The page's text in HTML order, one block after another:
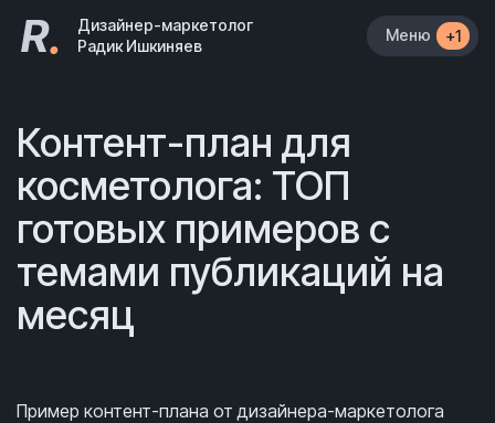
R.
Дизайнер-маркетолог
Радик Ишкиняев
Меню +1
Контент-план для
косметолога: ТОП
готовых примеров с
темами публикаций на
месяц
Пример контент-плана от дизайнера-маркетолога